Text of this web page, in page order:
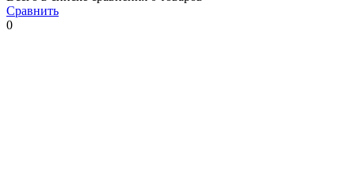
Сравнить
0